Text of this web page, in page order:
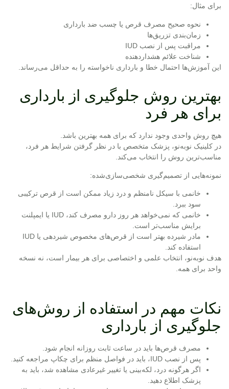
برای مثال:
نحوه صحیح مصرف قرص یا چسب ضد بارداری
زمان‌بندی تزریق‌ها
مراقبت پس از نصب IUD
شناخت علائم هشداردهنده
این آموزش‌ها احتمال خطا و بارداری ناخواسته را به حداقل می‌رساند.
بهترین روش جلوگیری از بارداری
برای هر فرد
هیچ روش واحدی وجود ندارد که برای همه بهترین باشد.
در کلینیک نوبه‌نو، پزشک متخصص با در نظر گرفتن شرایط هر فرد،
مناسب‌ترین روش را انتخاب می‌کند.
نمونه‌هایی از تصمیم‌گیری شخصی‌سازی‌شده:
خانمی با سیکل نامنظم و درد زیاد ممکن است از قرص ترکیبی
سود ببرد.
خانمی که نمی‌خواهد هر روز دارو مصرف کند، IUD یا ایمپلنت
برایش مناسب‌تر است.
مادر شیرده بهتر است از قرص‌های مخصوص شیردهی یا IUD
استفاده کند.
هدف نوبه‌نو، انتخاب علمی و اختصاصی برای هر بیمار است، نه نسخه
واحد برای همه.
نکات مهم در استفاده از روش‌های
جلوگیری از بارداری
مصرف قرص‌ها باید در ساعت ثابت روزانه انجام شود.
پس از نصب IUD، باید در فواصل منظم برای چکاپ مراجعه کنید.
اگر هرگونه درد، لکه‌بینی یا تغییر غیرعادی مشاهده شد، باید به
پزشک اطلاع دهید.